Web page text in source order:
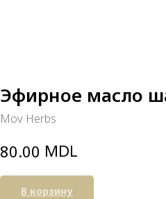
Эфирное масло
Mov Herbs
80.00 MDL
В корзину